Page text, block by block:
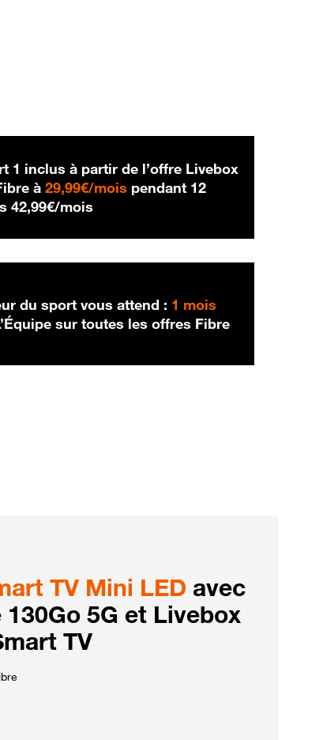
1 inclus à partir de l’offre Livebox
à29,99€/mois 29,99 € par mois
pendant 12
42,99€/mois
du sport vous attend : 1 mois
sur toutes les offres Fibre
TV Mini LED avec
5G et Livebox
TV